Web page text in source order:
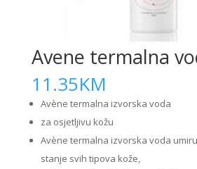
Avene termalna
11.35KM
Avène termalna izvorska voda
za osjetljivu kožu
Avène termalna izvorska voda
stanje svih tipova kože,